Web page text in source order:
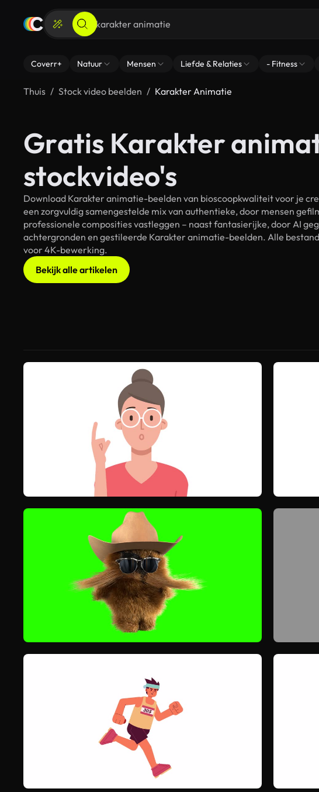
Coverr+ Natuur Mensen Liefde & Relaties - Fitness
Thuis Stock video beelden Karakter Animatie
Gratis Karakter
stockvideo's
Download Karakter animatie-beelden van bioscoopkwaliteit voor je
een zorgvuldig samengestelde mix van authentieke, door mensen
professionele composities vastleggen – naast fantasierijke, door AI
achtergronden en gestileerde Karakter animatie-beelden. Alle
voor 4K-bewerking.
Bekijk alle artikelen